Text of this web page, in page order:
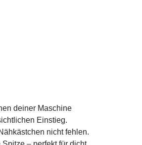
deiner Maschine
Einstieg.
nicht fehlen.